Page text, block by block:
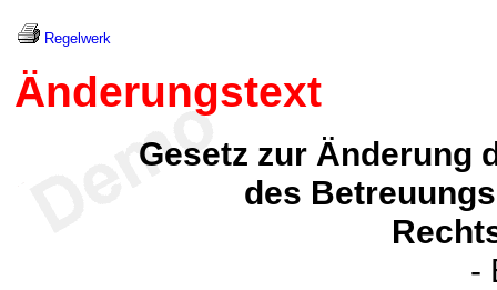
Regelwerk
Änderungstext
Gesetz zur Änderung
des
-